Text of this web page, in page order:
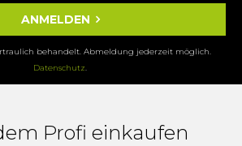
ANMELDEN
behandelt. Abmeldung jederzeit möglich.
Datenschutz.
Profi einkaufen